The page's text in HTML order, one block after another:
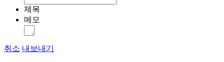
제목
메모
취소 내보내기